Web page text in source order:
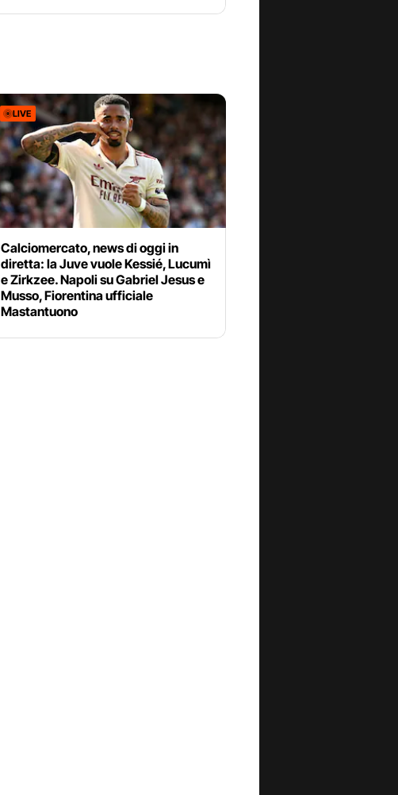
LIVE
Calciomercato, news di oggi in
diretta: la Juve vuole Kessié, Lucumì
e Zirkzee. Napoli su Gabriel Jesus e
Musso, Fiorentina ufficiale
Mastantuono